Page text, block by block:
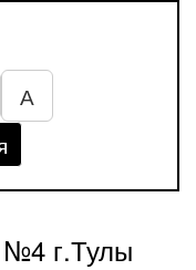
А
№4 г.Тулы